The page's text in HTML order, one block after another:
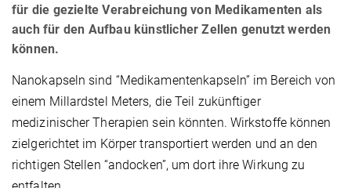
für die gezielte Verabreichung von Medikamenten als
auch für den Aufbau künstlicher Zellen genutzt werden
können.
Nanokapseln sind “Medikamentenkapseln” im Bereich von
einem Millardstel Meters, die Teil zukünftiger
medizinischer Therapien sein könnten. Wirkstoffe können
zielgerichtet im Körper transportiert werden und an den
richtigen Stellen “andocken”, um dort ihre Wirkung zu